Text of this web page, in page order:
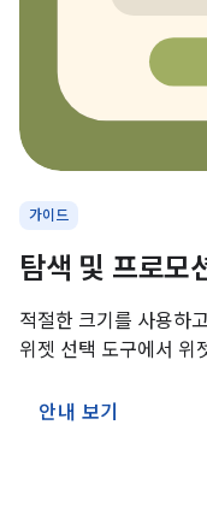
가이드
탐색 및 프로모
적절한 크기를 사용하
위젯 선택 도구에서 위
안내 보기